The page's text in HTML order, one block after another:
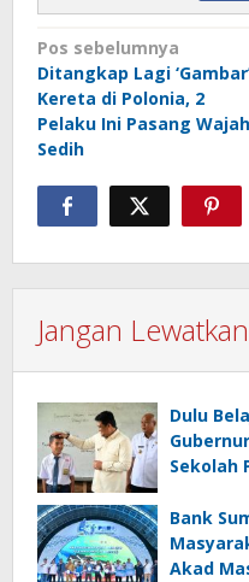
Navigasi
pos
Pos sebelumnya
Ditangkap Lagi
Kereta di Polonia, 2
Pelaku Ini Pasang Wajah
Sedih
Jangan Lewatkan
Dulu
Sekolah
Bank
Akad